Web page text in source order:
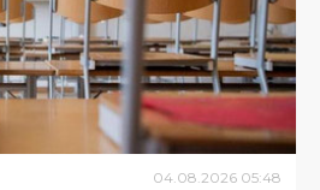
04.08.2026 05:48